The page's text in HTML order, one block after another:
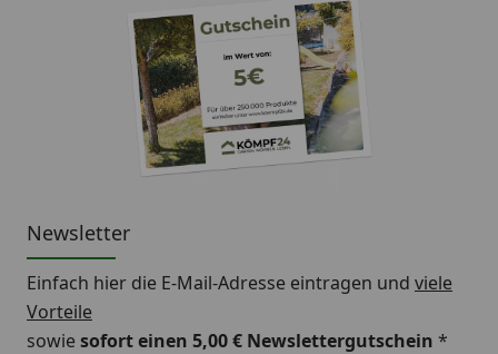
Newsletter
Einfach hier die E-Mail-Adresse eintragen und viele
Vorteile
sowiesofort einen 5,00 € Newslettergutschein *